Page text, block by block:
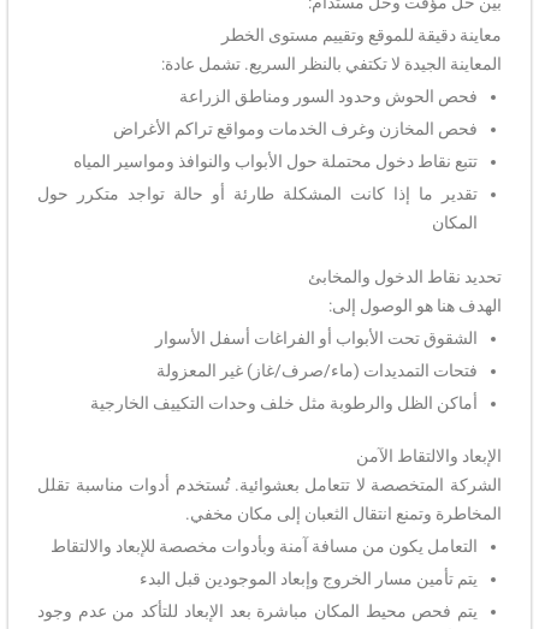
معاينة دقيقة للموقع وتقييم مستوى الخطر
المعاينة الجيدة لا تكتفي بالنظر السريع. تشمل عادة:
فحص الحوش وحدود السور ومناطق الزراعة
فحص المخازن وغرف الخدمات ومواقع تراكم الأغراض
تتبع نقاط دخول محتملة حول الأبواب والنوافذ ومواسير المياه
تقدير ما إذا كانت المشكلة طارئة أو حالة تواجد متكرر حول
المكان
تحديد نقاط الدخول والمخابئ
الهدف هنا هو الوصول إلى:
الشقوق تحت الأبواب أو الفراغات أسفل الأسوار
فتحات التمديدات (ماء/صرف/غاز) غير المعزولة
أماكن الظل والرطوبة مثل خلف وحدات التكييف الخارجية
الإبعاد والالتقاط الآمن
الشركة المتخصصة لا تتعامل بعشوائية. تُستخدم أدوات مناسبة تقلل
المخاطرة وتمنع انتقال الثعبان إلى مكان مخفي.
التعامل يكون من مسافة آمنة وبأدوات مخصصة للإبعاد والالتقاط
يتم تأمين مسار الخروج وإبعاد الموجودين قبل البدء
يتم فحص محيط المكان مباشرة بعد الإبعاد للتأكد من عدم وجود